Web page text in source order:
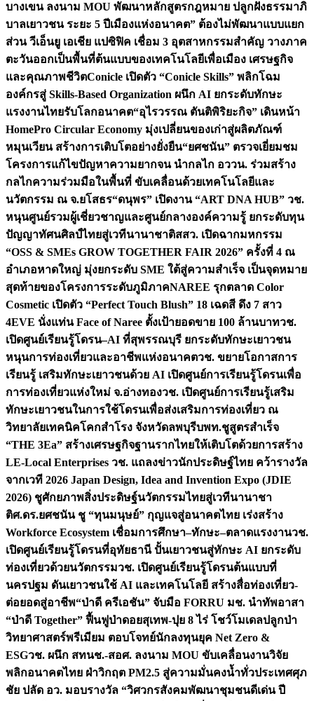
บางเขน ลงนาม MOU พัฒนาหลักสูตรกฎหมาย ปลูกฝังธรรมาภิ
บาลเยาวชน ระยะ 5 ปีเมืองแห่งอนาคต” ต้องไม่พัฒนาแบบแยก
ส่วน วีเอ็นยู เอเชีย แปซิฟิค เชื่อม 3 อุตสาหกรรมสำคัญ วางภาค
ตะวันออกเป็นพื้นที่ต้นแบบของเทคโนโลยีเพื่อเมือง เศรษฐกิจ
และคุณภาพชีวิตConicle เปิดตัว “Conicle Skills” พลิกโฉม
องค์กรสู่ Skills-Based Organization ผนึก AI ยกระดับทักษะ
แรงงานไทยรับโลกอนาคต“อุไรวรรณ ตันติพิริยะกิจ” เดินหน้า
HomePro Circular Economy มุ่งเปลี่ยนของเก่าสู่ผลิตภัณฑ์
หมุนเวียน สร้างการเติบโตอย่างยั่งยืน“ยศชนัน” ตรวจเยี่ยมชม
โครงการแก้ไขปัญหาความยากจน นำกลไก อววน. ร่วมสร้าง
กลไกความร่วมมือในพื้นที่ ขับเคลื่อนด้วยเทคโนโลยีและ
นวัตกรรม ณ จ.ยโสธร“ดนุพร” เปิดงาน “ART DNA HUB” วช.
หนุนศูนย์รวมผู้เชี่ยวชาญและศูนย์กลางองค์ความรู้ ยกระดับทุน
ปัญญาทัศนศิลป์ไทยสู่เวทีนานาชาติสสว. เปิดฉากมหกรรม
“OSS & SMEs GROW TOGETHER FAIR 2026” ครั้งที่ 4 ณ
อำเภอหาดใหญ่ มุ่งยกระดับ SME ใต้สู่ความสำเร็จ เป็นจุดหมาย
สุดท้ายของโครงการระดับภูมิภาคNAREE รุกตลาด Color
Cosmetic เปิดตัว “Perfect Touch Blush” 18 เฉดสี ดึง 7 สาว
4EVE นั่งแท่น Face of Naree ตั้งเป้ายอดขาย 100 ล้านบาทวช.
เปิดศูนย์เรียนรู้โดรน–AI ที่สุพรรณบุรี ยกระดับทักษะเยาวชน
หนุนการท่องเที่ยวและอาชีพแห่งอนาคตวช. ขยายโอกาสการ
เรียนรู้ เสริมทักษะเยาวชนด้วย AI เปิดศูนย์การเรียนรู้โดรนเพื่อ
การท่องเที่ยวแห่งใหม่ จ.อ่างทองวช. เปิดศูนย์การเรียนรู้เสริม
ทักษะเยาวชนในการใช้โดรนเพื่อส่งเสริมการท่องเที่ยว ณ
วิทยาลัยเทคนิคโคกสำโรง จังหวัดลพบุรีบพท.ชูสูตรสำเร็จ
“THE 3Ea” สร้างเศรษฐกิจฐานรากไทยให้เติบโตด้วยการสร้าง
LE-Local Enterprises วช. แถลงข่าวนักประดิษฐ์ไทย คว้ารางวัล
จากเวที 2026 Japan Design, Idea and Invention Expo (JDIE
2026) ชูศักยภาพสิ่งประดิษฐ์นวัตกรรมไทยสู่เวทีนานาชา
ติศ.ดร.ยศชนัน ชู “ทุนมนุษย์” กุญแจสู่อนาคตไทย เร่งสร้าง
Workforce Ecosystem เชื่อมการศึกษา–ทักษะ–ตลาดแรงงานวช.
เปิดศูนย์เรียนรู้โดรนที่อุทัยธานี ปั้นเยาวชนสู่ทักษะ AI ยกระดับ
ท่องเที่ยวด้วยนวัตกรรมวช. เปิดศูนย์เรียนรู้โดรนต้นแบบที่
นครปฐม ดันเยาวชนใช้ AI และเทคโนโลยี สร้างสื่อท่องเที่ยว-
ต่อยอดสู่อาชีพ“ป่าดี ครีเอชัน” จับมือ FORRU มช. นำทัพอาสา
“ป่าดี Together” ฟื้นฟูป่าดอยสุเทพ-ปุย 8 ไร่ โชว์โมเดลปลูกป่า
วิทยาศาสตร์พรีเมียม ตอบโจทย์นักลงทุนยุค Net Zero &
ESGวช. ผนึก สทนช.-สอศ. ลงนาม MOU ขับเคลื่อนงานวิจัย
พลิกอนาคตไทย ฝ่าวิกฤต PM2.5 สู่ความมั่นคงน้ำทั่วประเทศศุภ
ชัย ปลัด อว. มอบรางวัล “วิศวกรสังคมพัฒนาชุมชนดีเด่น ปี